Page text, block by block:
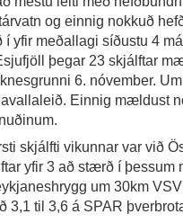
og einnig nokkuð
í yfir meðallagi síðustu 4
þegar 23 skjálftar
6. nóvember.
Einnig mældust
skjálfti vikunnar var við
yfir 3 að stærð í þessum
um 30km
3,1 til 3,6 á SPAR